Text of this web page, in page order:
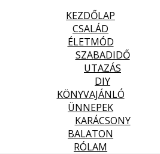
KEZDŐLAP
CSALÁD
ÉLETMÓD
SZABADIDŐ
UTAZÁS
DIY
KÖNYVAJÁNLÓ
ÜNNEPEK
KARÁCSONY
BALATON
RÓLAM